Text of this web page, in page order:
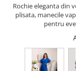
Rochie eleganta din
plisata, manecile
pentru